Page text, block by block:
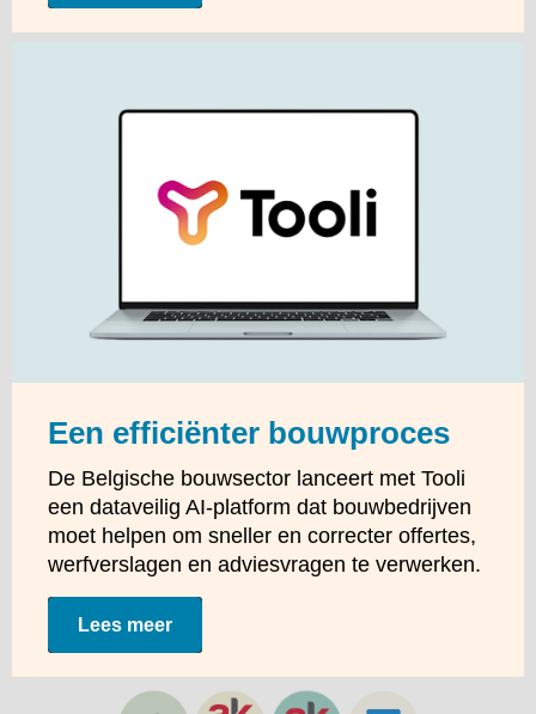
Een efficiënter bouwproces
De Belgische bouwsector lanceert met Tooli
een dataveilig AI-platform dat bouwbedrijven
moet helpen om sneller en correcter offertes,
werfverslagen en adviesvragen te verwerken.
Lees meer